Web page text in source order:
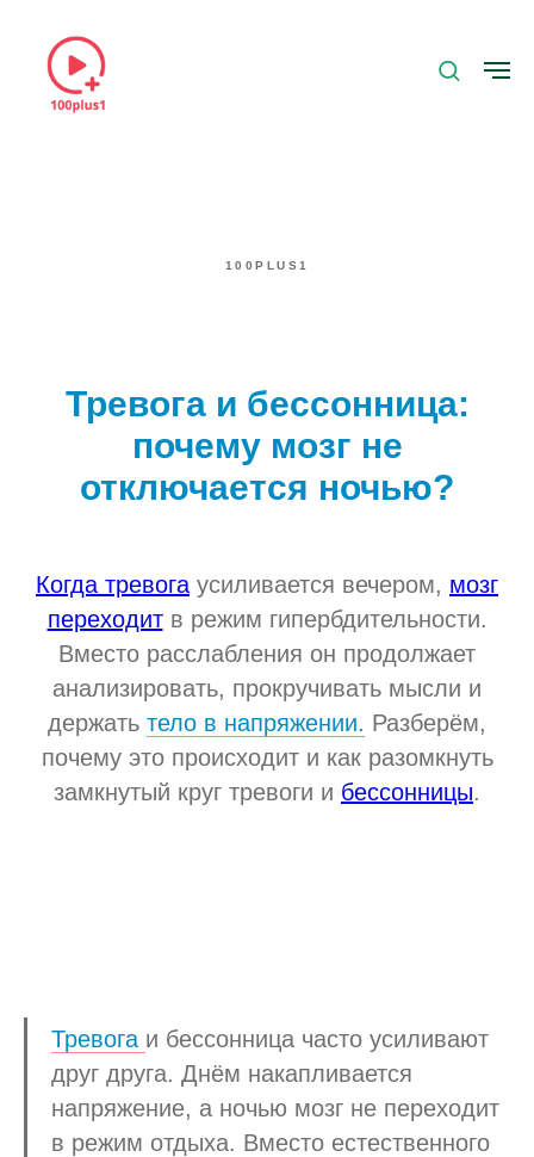
100PLUS1
Тревога и бессонница:
почему мозг не
отключается ночью?
Когда тревога усиливается вечером, мозг
переходитв режим гипербдительности.
Вместо расслабления он продолжает
анализировать, прокручивать мысли и
держать тело в напряжении. Разберём,
почему это происходит и как разомкнуть
замкнутый круг тревоги и бессонницы.
Тревога и бессонница часто усиливают
друг друга. Днём накапливается
напряжение, а ночью мозг не переходит
в режим отдыха. Вместо естественного